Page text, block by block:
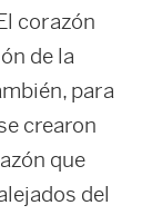
corazón
de la
para
crearon
que
del